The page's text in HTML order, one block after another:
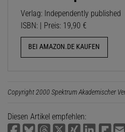
Verlag: Independently published
ISBN: | Preis: 19,90 €
BEI AMAZON.DE KAUFEN
Copyright 2000 Spektrum Akademischer
Diesen Artikel empfehlen: